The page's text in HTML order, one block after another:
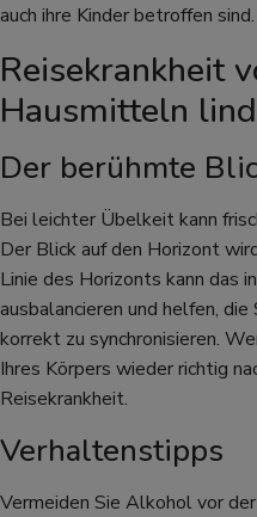
auch ihre Kinder betroffen sind.
Reisekrankheit
Hausmitteln
Der berühmte
Bei leichter Übelkeit kann
Der Blick auf den Horizont
Linie des Horizonts kann das
ausbalancieren und helfen,
korrekt zu synchronisieren.
Ihres Körpers wieder richtig
Reisekrankheit.
Verhaltenstipps
Vermeiden Sie Alkohol vor